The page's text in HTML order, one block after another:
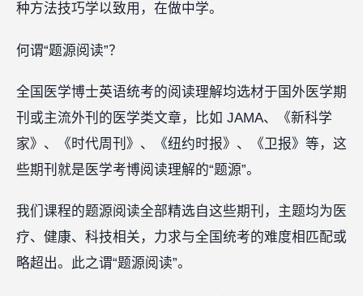
种方法技巧学以致用，在做中学。
何谓“题源阅读”？
全国医学博士英语统考的阅读理解均选材于国外医学期
刊或主流外刊的医学类文章，比如 JAMA、《新科学
家》、《时代周刊》、《纽约时报》、《卫报》等，这
些期刊就是医学考博阅读理解的“题源”。
我们课程的题源阅读全部精选自这些期刊，主题均为医
疗、健康、科技相关，力求与全国统考的难度相匹配或
略超出。此之谓“题源阅读”。